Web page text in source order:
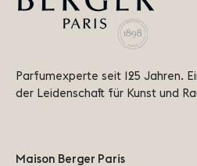
Parfumexperte seit 125 Jahren.
der Leidenschaft für Kunst und
Maison Berger Paris